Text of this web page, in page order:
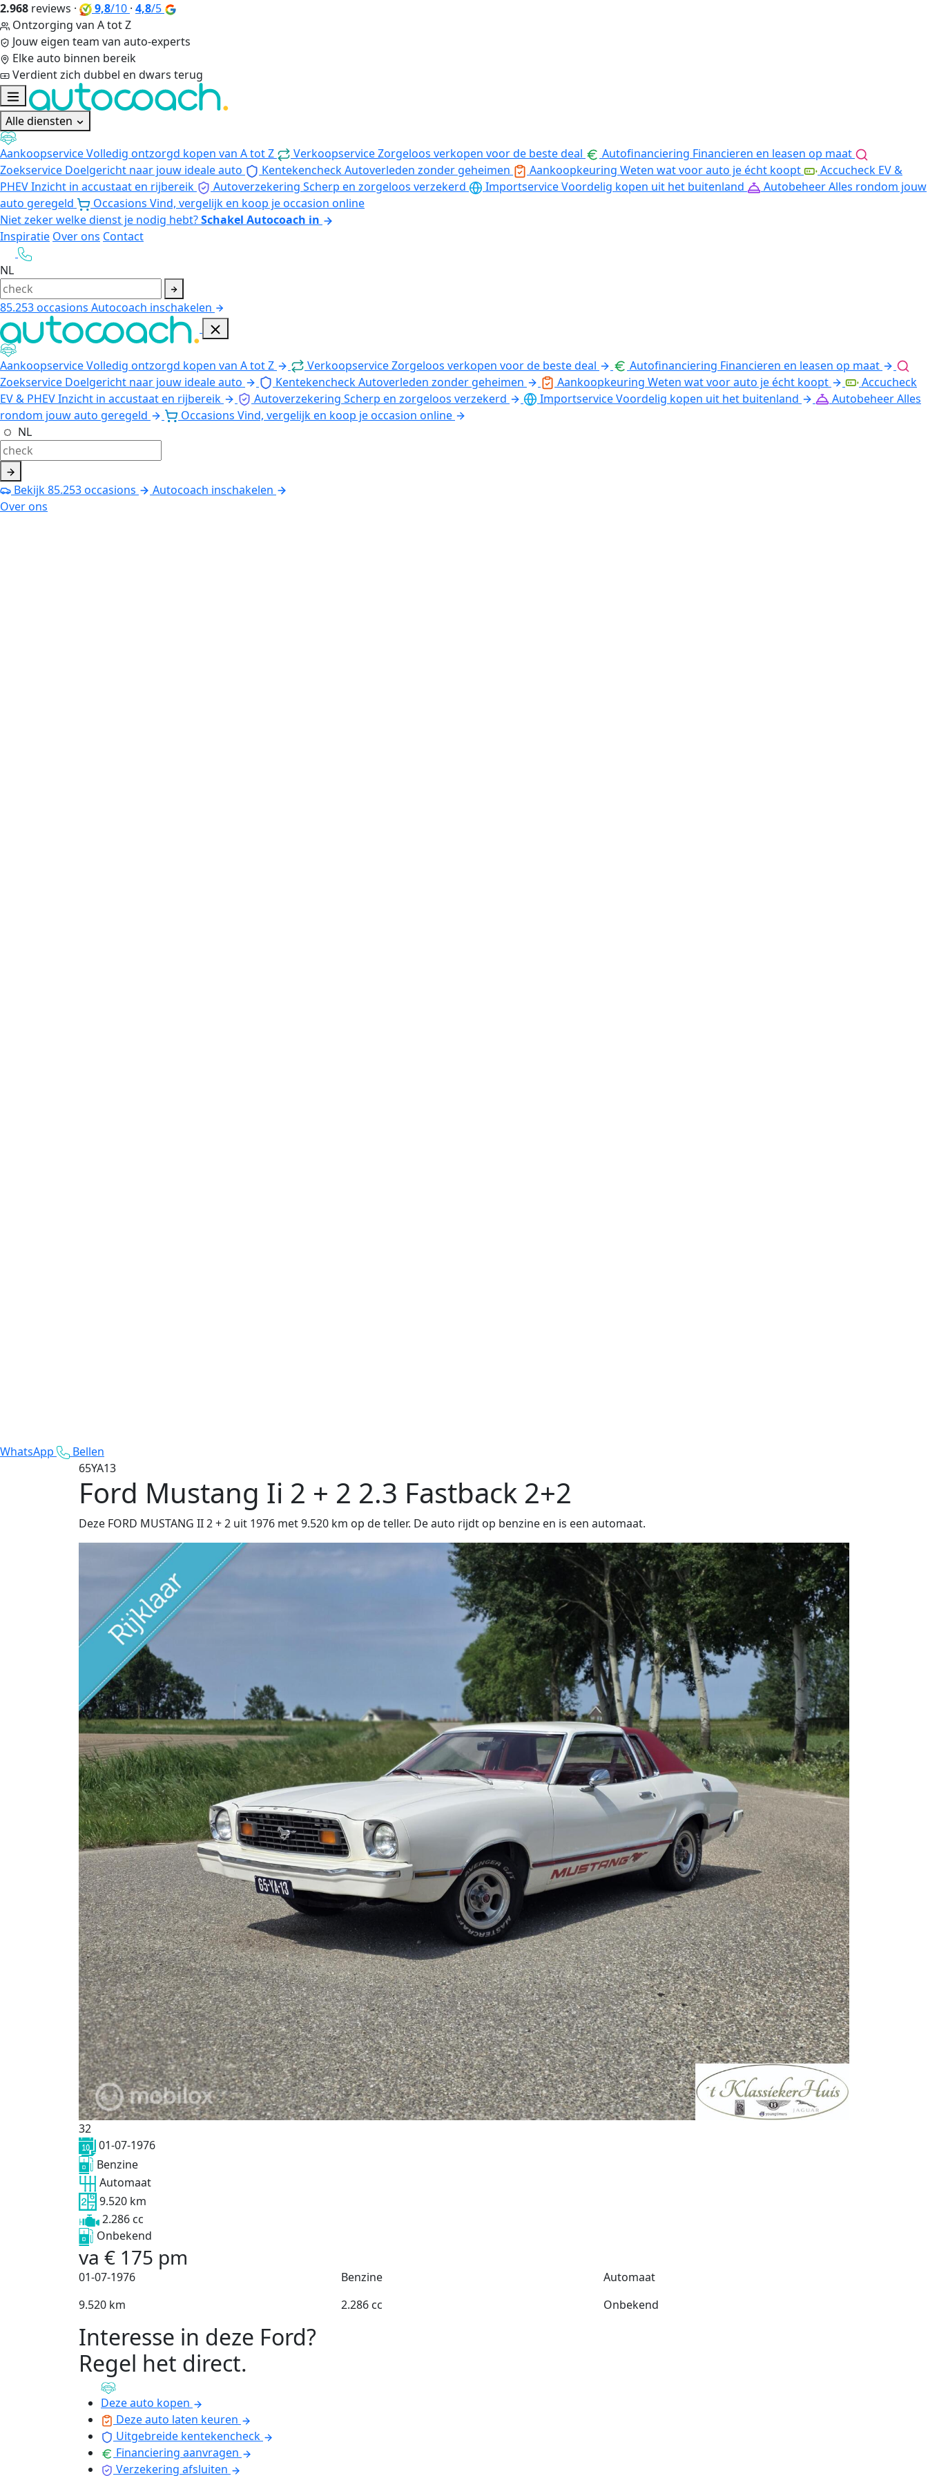
2.968 reviews · 9,8/10 · 4,8/5
Ontzorging van A tot Z
Jouw eigen team van auto-experts
Elke auto binnen bereik
Verdient zich dubbel en dwars terug
Alle diensten
AankoopserviceVolledig ontzorgd kopen van A tot Z VerkoopserviceZorgeloos verkopen voor de beste deal Autofinanciering Financieren en leasen op maat
Zoekservice Doelgericht naar jouw ideale auto KentekencheckAutoverleden zonder geheimen Aankoopkeuring Weten wat voor auto je écht koopt
Accucheck EV &
PHEVInzicht in accustaat en rijbereik Autoverzekering Scherp en zorgeloos verzekerd ImportserviceVoordelig kopen uit het buitenland AutobeheerAlles rondom jouw
auto geregeld
Occasions Vind, vergelijk en koop je occasion online
Niet zeker welke dienst je nodig hebt?Schakel Autocoach in
Inspiratie Over ons Contact
NL
85.253occasions Autocoach inschakelen
AankoopserviceVolledig ontzorgd kopen van A tot Z VerkoopserviceZorgeloos verkopen voor de beste deal Autofinanciering Financieren en leasen op maat
Zoekservice Doelgericht naar jouw ideale auto KentekencheckAutoverleden zonder geheimen Aankoopkeuring Weten wat voor auto je écht koopt
Accucheck
EV & PHEVInzicht in accustaat en rijbereik Autoverzekering Scherp en zorgeloos verzekerd ImportserviceVoordelig kopen uit het buitenland AutobeheerAlles
rondom jouw auto geregeld
Occasions Vind, vergelijk en koop je occasion online
NL
Bekijk85.253occasions
Autocoach inschakelen
Over ons
WhatsApp
Bellen
65YA13
Ford Mustang Ii 2 + 2 2.3 Fastback 2+2
Deze FORD MUSTANG II 2 + 2 uit 1976 met 9.520 km op de teller. De auto rijdt op benzine en is een automaat.
32
01-07-1976
Benzine
Automaat
9.520 km
2.286 cc
Onbekend
va € 175 pm
01-07-1976 Benzine
Automaat
9.520 km
2.286 cc Onbekend
Interesse in deze Ford?
Regel het direct.
Deze auto kopen
Deze auto laten keuren
Uitgebreide kentekencheck
Financiering aanvragen
Verzekering afsluiten